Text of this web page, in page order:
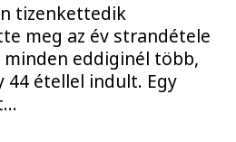
tizenkettedik
meg az év strandétele
eddiginél több,
44 étellel indult. Egy